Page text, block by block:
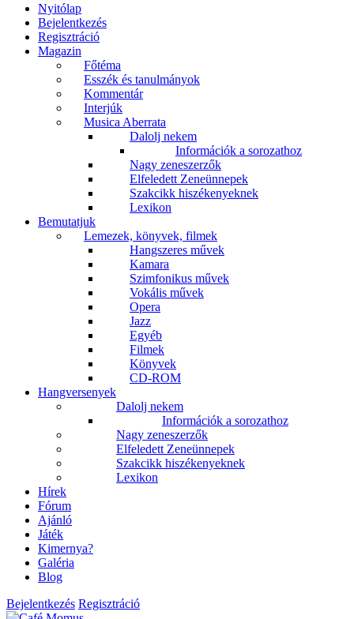
Nyitólap
Bejelentkezés
Regisztráció
Magazin
Főtéma
Esszék és tanulmányok
Kommentár
Interjúk
Musica Aberrata
Dalolj nekem
Információk a sorozathoz
Nagy zeneszerzők
Elfeledett Zeneünnepek
Szakcikk hiszékenyeknek
Lexikon
Bemutatjuk
Lemezek, könyvek, filmek
Hangszeres művek
Kamara
Szimfonikus művek
Vokális művek
Opera
Jazz
Egyéb
Filmek
Könyvek
CD-ROM
Hangversenyek
Dalolj nekem
Információk a sorozathoz
Nagy zeneszerzők
Elfeledett Zeneünnepek
Szakcikk hiszékenyeknek
Lexikon
Hírek
Fórum
Ajánló
Játék
Kimernya?
Galéria
Blog
Bejelentkezés Regisztráció